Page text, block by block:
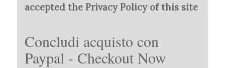
accepted the Privacy Policy of this site
Concludi acquisto con
Paypal - Checkout Now